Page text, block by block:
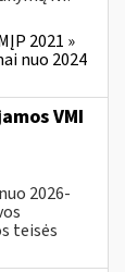
2021 »
nuo 2024
VMI
2026-
teisės